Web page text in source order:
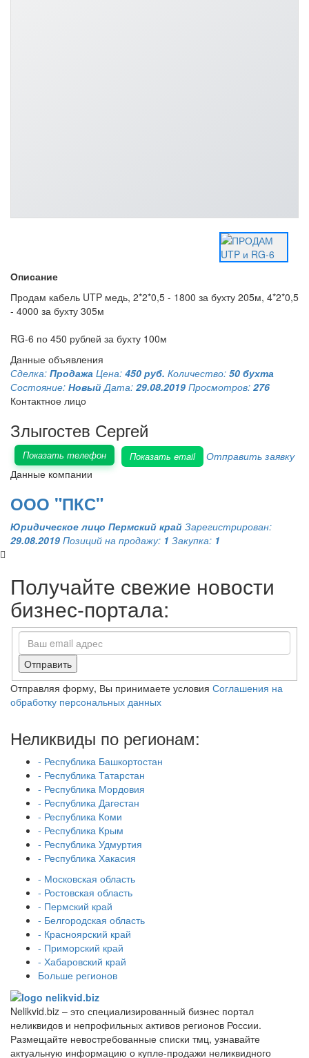
Описание
Продам кабель UTP медь, 2*2*0,5 - 1800 за бухту 205м, 4*2*0,5
- 4000 за бухту 305м
RG-6 по 450 рублей за бухту 100м
Данные объявления
Сделка: Продажа Цена: 450 руб. Количество: 50 бухта
Состояние: Новый Дата: 29.08.2019 Просмотров: 276
Контактное лицо
Злыгостев Сергей
Показать телефон Показать email
Отправить заявку
Данные компании
ООО "ПКС"
Юридическое лицо Пермский край Зарегистрирован:
29.08.2019 Позиций на продажу: 1 Закупка: 1
Получайте свежие новости
бизнес-портала:
Отправить
Отправляя форму, Вы принимаете условия Соглашения на
обработку персональных данных
Неликвиды по регионам:
- Республика Башкортостан
- Республика Татарстан
- Республика Мордовия
- Республика Дагестан
- Республика Коми
- Республика Крым
- Республика Удмуртия
- Республика Хакасия
- Московская область
- Ростовская область
- Пермский край
- Белгородская область
- Красноярский край
- Приморский край
- Хабаровский край
Больше регионов
Nelikvid.biz – это специализированный бизнес портал
неликвидов и непрофильных активов регионов России.
Размещайте невостребованные списки тмц, узнавайте
актуальную информацию о купле-продажи неликвидного